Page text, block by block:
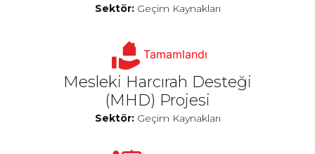
Sektör:Geçim Kaynakları
Tamamlandı
Mesleki Harcırah Desteği
(MHD) Projesi
Sektör:Geçim Kaynakları